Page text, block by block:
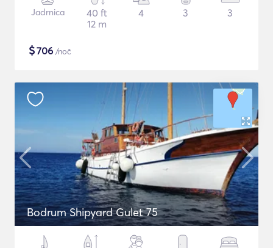
Jadrnica
40 ft
12 m
4 3 3
$706 /noč
Bodrum Shipyard Gulet 75